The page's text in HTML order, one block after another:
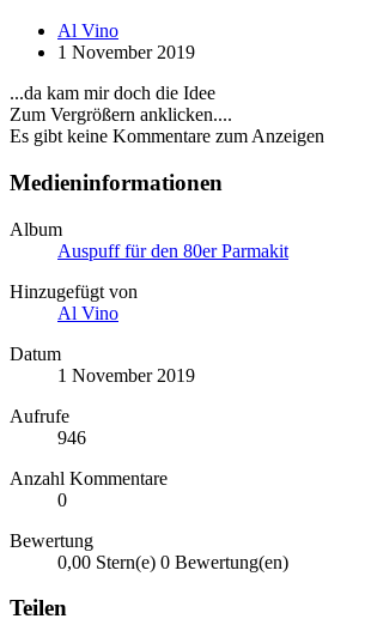
Al Vino
1 November 2019
...da kam mir doch die Idee
Zum Vergrößern anklicken....
Es gibt keine Kommentare zum Anzeigen
Medieninformationen
Album
Auspuff für den 80er Parmakit
Hinzugefügt von
Al Vino
Datum
1 November 2019
Aufrufe
946
Anzahl Kommentare
0
Bewertung
0,00 Stern(e) 0 Bewertung(en)
Teilen